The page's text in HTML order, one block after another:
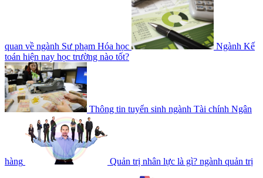
quan về ngành Sư phạm Hóa học
Ngành Kế
toán hiện nay học trường nào tốt?
Thông tin tuyển sinh ngành Tài chính Ngân
hàng Quản trị nhân lực là gì? ngành quản trị